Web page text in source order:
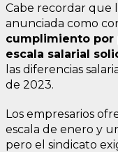
Cabe recordar que
anunciada como
cumplimiento por
escala salarial
las diferencias
de 2023.
Los empresarios
escala de enero y
pero el sindicato